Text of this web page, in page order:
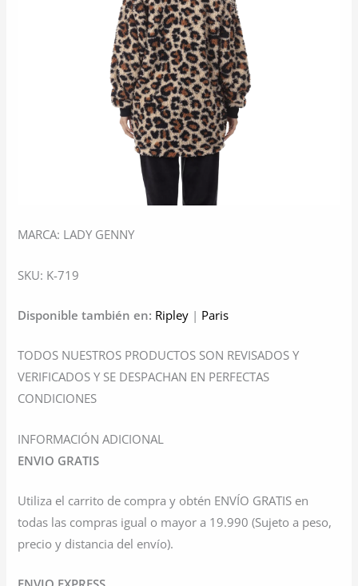
MARCA: LADY GENNY
SKU: K-719
Disponible también en: Ripley | Paris
TODOS NUESTROS PRODUCTOS SON REVISADOS Y
VERIFICADOS Y SE DESPACHAN EN PERFECTAS
CONDICIONES
INFORMACIÓN ADICIONAL
ENVIO GRATIS
Utiliza el carrito de compra y obtén ENVÍO GRATIS en
todas las compras igual o mayor a 19.990 (Sujeto a peso,
precio y distancia del envío).